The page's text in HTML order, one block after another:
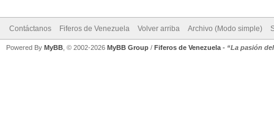
Contáctanos Fiferos de Venezuela Volver arriba Archivo (Modo simple)
Powered By MyBB , © 2002-2026 MyBB Group / Fiferos de Venezuela - “La pasión